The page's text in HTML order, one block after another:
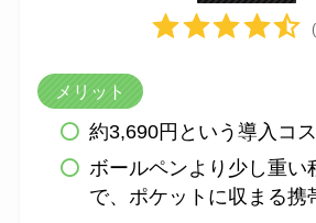
メリット
約3,690円という導入コス
ボールペンより少し重い
で、ポケットに収まる携